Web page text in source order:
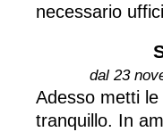
necessario
dal 23
Adesso metti
tranquillo. In